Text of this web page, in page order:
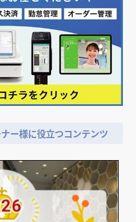
ー様に役立つコンテンツ